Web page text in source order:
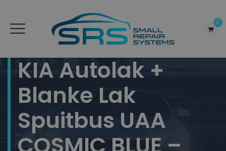
0
KIA Autolak +
Blanke Lak
Spuitbus UAA